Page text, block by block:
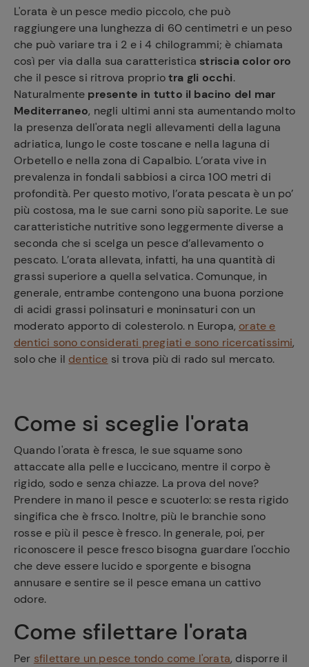
L'orata è un pesce medio piccolo, che può
raggiungere una lunghezza di 60 centimetri e un peso
che può variare tra i 2 e i 4 chilogrammi; è chiamata
così per via dalla sua caratteristica striscia color oro
che il pesce si ritrova propriotra gli occhi.
Naturalmente presente in tutto il bacino del mar
Mediterraneo, negli ultimi anni sta aumentando molto
la presenza dell'orata negli allevamenti della laguna
adriatica, lungo le coste toscane e nella laguna di
Orbetello e nella zona di Capalbio. L’orata vive in
prevalenza in fondali sabbiosi a circa 100 metri di
profondità. Per questo motivo, l’orata pescata è un po’
più costosa, ma le sue carni sono più saporite. Le sue
caratteristiche nutritive sono leggermente diverse a
seconda che si scelga un pesce d’allevamento o
pescato. L’orata allevata, infatti, ha una quantità di
grassi superiore a quella selvatica. Comunque, in
generale, entrambe contengono una buona porzione
di acidi grassi polinsaturi e moninsaturi con un
moderato apporto di colesterolo. n Europa, orate e
dentici sono considerati pregiati e sono ricercatissimi,
solo che il dentice si trova più di rado sul mercato.
Come si sceglie l'orata
Quando l'orata è fresca, le sue squame sono
attaccate alla pelle e luccicano, mentre il corpo è
rigido, sodo e senza chiazze. La prova del nove?
Prendere in mano il pesce e scuoterlo: se resta rigido
singifica che è frsco. Inoltre, più le branchie sono
rosse e più il pesce è fresco. In generale, poi, per
riconoscere il pesce fresco bisogna guardare l'occhio
che deve essere lucido e sporgente e bisogna
annusare e sentire se il pesce emana un cattivo
odore.
Come sfilettare l'orata
Per sfilettare un pesce tondo come l'orata, disporre il